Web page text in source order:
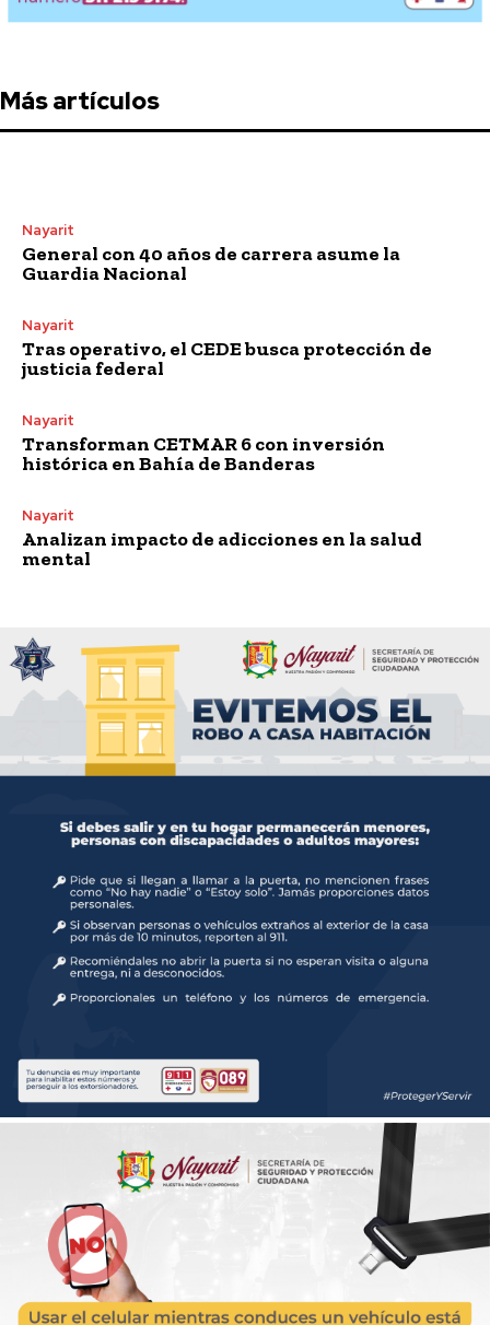
Más artículos
Nayarit
General con 40 años de carrera asume la
Guardia Nacional
Nayarit
Tras operativo, el CEDE busca protección de
justicia federal
Nayarit
Transforman CETMAR 6 con inversión
histórica en Bahía de Banderas
Nayarit
Analizan impacto de adicciones en la salud
mental